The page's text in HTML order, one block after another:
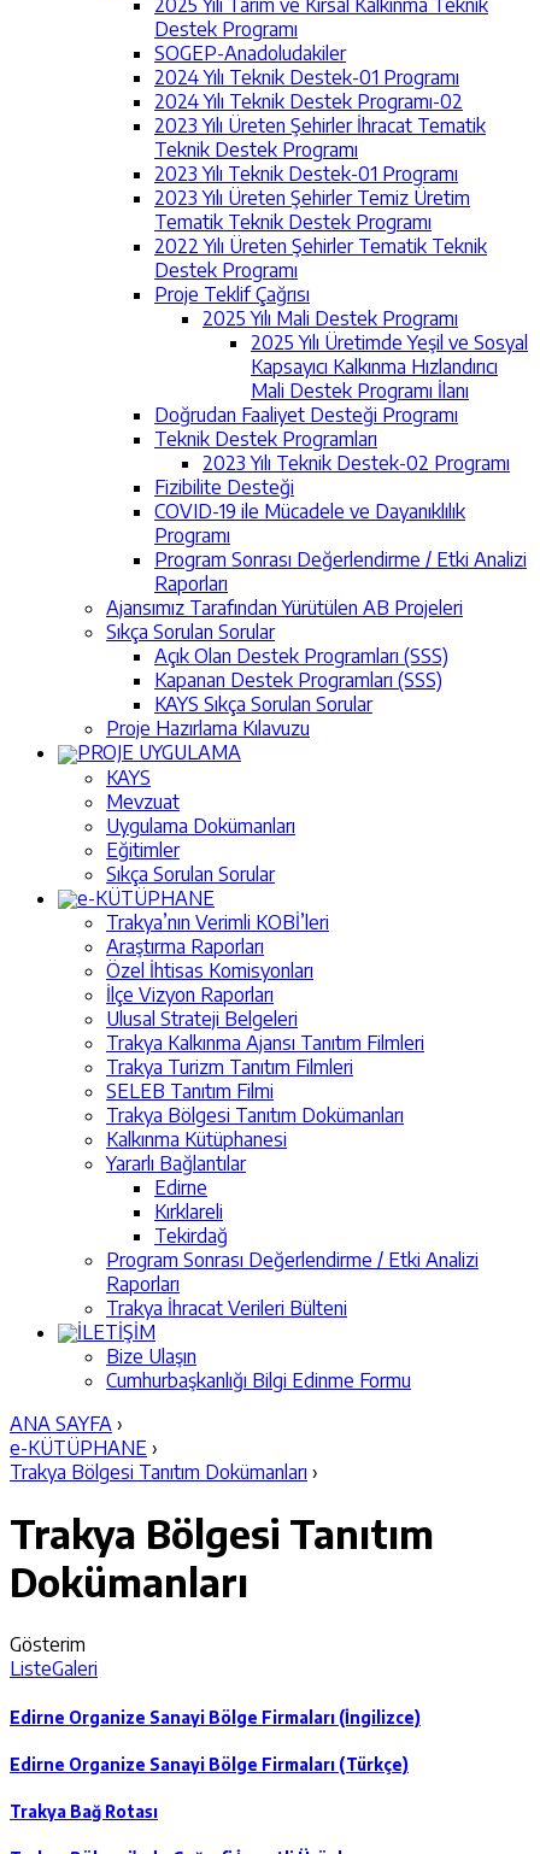
2025 Yılı Tarim ve Kırsal Kalkınma Teknik
Destek Programı
SOGEP-Anadoludakiler
2024 Yılı Teknik Destek-01 Programı
2024 Yılı Teknik Destek Programı-02
2023 Yılı Üreten Şehirler İhracat Tematik
Teknik Destek Programı
2023 Yılı Teknik Destek-01 Programı
2023 Yılı Üreten Şehirler Temiz Üretim
Tematik Teknik Destek Programı
2022 Yılı Üreten Şehirler Tematik Teknik
Destek Programı
Proje Teklif Çağrısı
2025 Yılı Mali Destek Programı
2025 Yılı Üretimde Yeşil ve Sosyal
Kapsayıcı Kalkınma Hızlandırıcı
Mali Destek Programı İlanı
Doğrudan Faaliyet Desteği Programı
Teknik Destek Programları
2023 Yılı Teknik Destek-02 Programı
Fizibilite Desteği
COVID-19 ile Mücadele ve Dayanıklılık
Programı
Program Sonrası Değerlendirme / Etki Analizi
Raporları
Ajansımız Tarafından Yürütülen AB Projeleri
Sıkça Sorulan Sorular
Açık Olan Destek Programları (SSS)
Kapanan Destek Programları (SSS)
KAYS Sıkça Sorulan Sorular
Proje Hazırlama Kılavuzu
PROJE UYGULAMA
KAYS
Mevzuat
Uygulama Dokümanları
Eğitimler
Sıkça Sorulan Sorular
e-KÜTÜPHANE
Trakya’nın Verimli KOBİ’leri
Araştırma Raporları
Özel İhtisas Komisyonları
İlçe Vizyon Raporları
Ulusal Strateji Belgeleri
Trakya Kalkınma Ajansı Tanıtım Filmleri
Trakya Turizm Tanıtım Filmleri
SELEB Tanıtım Filmi
Trakya Bölgesi Tanıtım Dokümanları
Kalkınma Kütüphanesi
Yararlı Bağlantılar
Edirne
Kırklareli
Tekirdağ
Program Sonrası Değerlendirme / Etki Analizi
Raporları
Trakya İhracat Verileri Bülteni
İLETİŞİM
Bize Ulaşın
Cumhurbaşkanlığı Bilgi Edinme Formu
ANA SAYFA ›
e-KÜTÜPHANE ›
Trakya Bölgesi Tanıtım Dokümanları ›
Trakya Bölgesi Tanıtım
Dokümanları
Gösterim
ListeGaleri
Edirne Organize Sanayi Bölge Firmaları (İngilizce)
Edirne Organize Sanayi Bölge Firmaları (Türkçe)
Trakya Bağ Rotası